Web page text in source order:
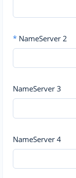
* NameServer 2
NameServer 3
NameServer 4